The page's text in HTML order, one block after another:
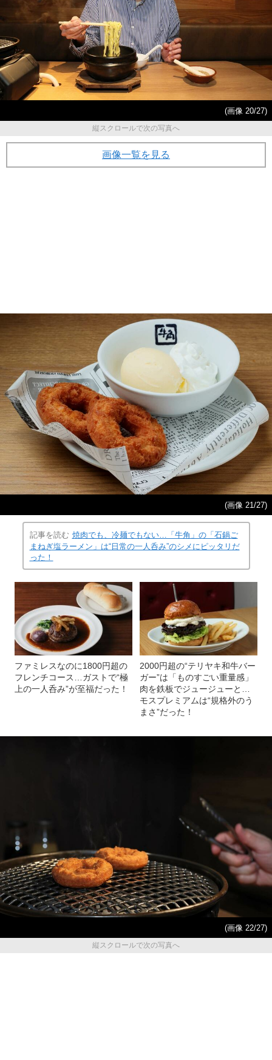
(画像 20/27)
縦スクロールで次の写真へ
画像一覧を見る
(画像 21/27)
記事を読む 焼肉でも、冷麺でもない…「牛角」の「石鍋ご
まねぎ塩ラーメン」は“日常の一人呑み”のシメにピッタリだ
った！
ファミレスなのに1800円超の
フレンチコース…ガストで“極
上の一人呑み”が至福だった！
2000円超の“テリヤキ和牛バー
ガー”は「ものすごい重量感」
肉を鉄板でジュージューと…
モスプレミアムは“規格外のう
まさ”だった！
(画像 22/27)
縦スクロールで次の写真へ